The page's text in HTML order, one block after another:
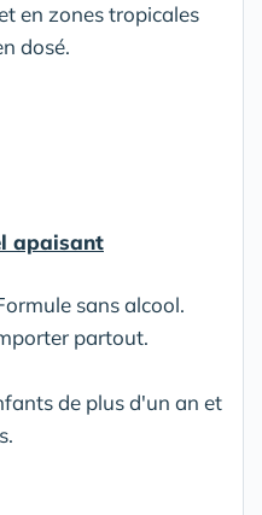
en zones tropicales
dosé.
apaisant
sans alcool.
partout.
de plus d'un an et